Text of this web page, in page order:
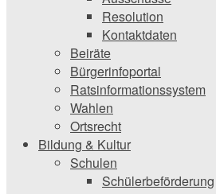
Resolution
Kontaktdaten
Beiräte
Bürgerinfoportal
Ratsinformationssystem
Wahlen
Ortsrecht
Bildung & Kultur
Schulen
Schülerbeförderung